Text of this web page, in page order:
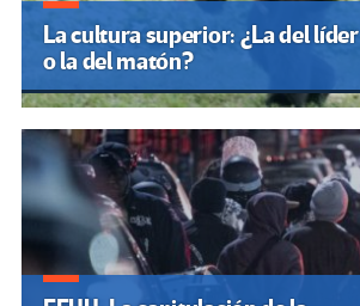
La cultura superior: ¿La del líder
o la del matón?